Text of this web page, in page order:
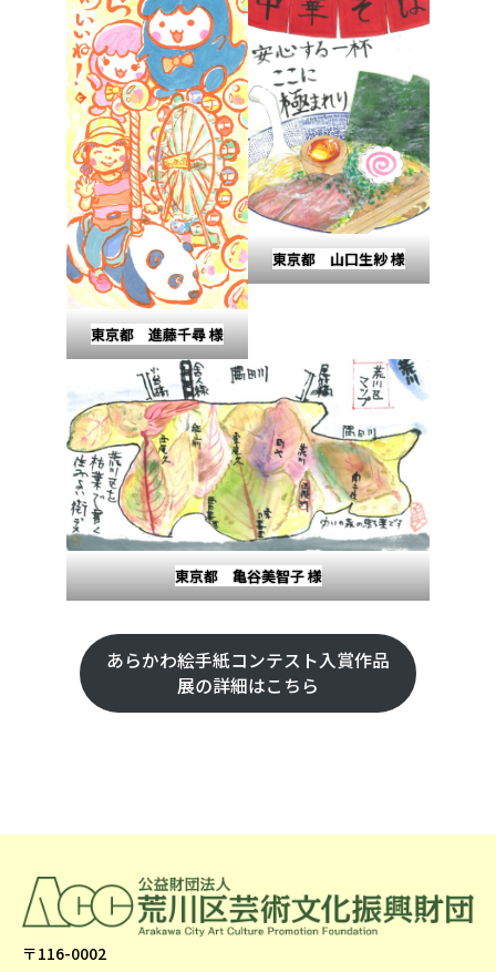
東京都 進藤千尋 様
東京都 山口生紗 様
東京都 亀谷美智子 様
あらかわ絵手紙コンテスト入賞作品
展の詳細はこちら
〒116-0002